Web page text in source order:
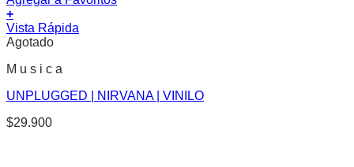
+
Vista Rápida
Agotado
M u s i c a
UNPLUGGED | NIRVANA | VINILO
$29.900